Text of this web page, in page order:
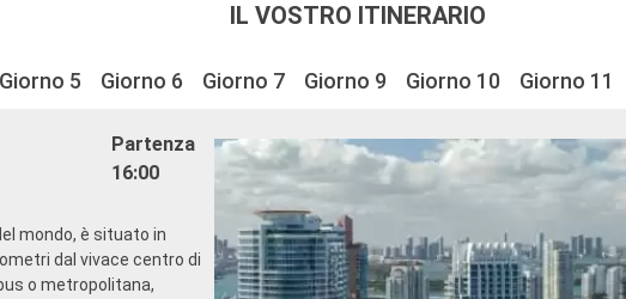
IL VOSTRO ITINERARIO
Giorno 5 Giorno 6 Giorno 7 Giorno 9 Giorno 10 Giorno 11
Partenza
16:00
mondo, è situato in
dal vivace centro di
o metropolitana,